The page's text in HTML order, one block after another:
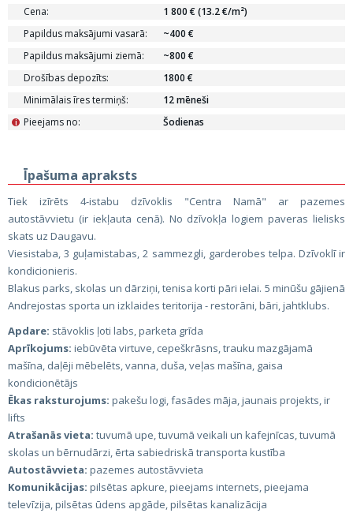
Cena:
1 800 € (13.2 €/m²)
Papildus maksājumi vasarā:
~400 €
Papildus maksājumi ziemā:
~800 €
Drošības depozīts:
1800 €
Minimālais īres termiņš:
12 mēneši
Pieejams no:
i Šodienas
Īpašuma apraksts
Tiek izīrēts 4-istabu dzīvoklis "Centra Namā" ar pazemes
autostāvvietu (ir iekļauta cenā). No dzīvokļa logiem paveras lielisks
skats uz Daugavu.
Viesistaba, 3 guļamistabas, 2 sammezgli, garderobes telpa. Dzīvoklī ir
kondicionieris.
Blakus parks, skolas un dārziņi, tenisa korti pāri ielai. 5 minūšu gājienā
Andrejostas sporta un izklaides teritorija - restorāni, bāri, jahtklubs.
Apdare: stāvoklis ļoti labs, parketa grīda
Aprīkojums: iebūvēta virtuve, cepeškrāsns, trauku mazgājamā
mašīna, daļēji mēbelēts, vanna, duša, veļas mašīna, gaisa
kondicionētājs
Ēkas raksturojums: pakešu logi, fasādes māja, jaunais projekts, ir
lifts
Atrašanās vieta: tuvumā upe, tuvumā veikali un kafejnīcas, tuvumā
skolas un bērnudārzi, ērta sabiedriskā transporta kustība
Autostāvvieta: pazemes autostāvvieta
Komunikācijas: pilsētas apkure, pieejams internets, pieejama
televīzija, pilsētas ūdens apgāde, pilsētas kanalizācija